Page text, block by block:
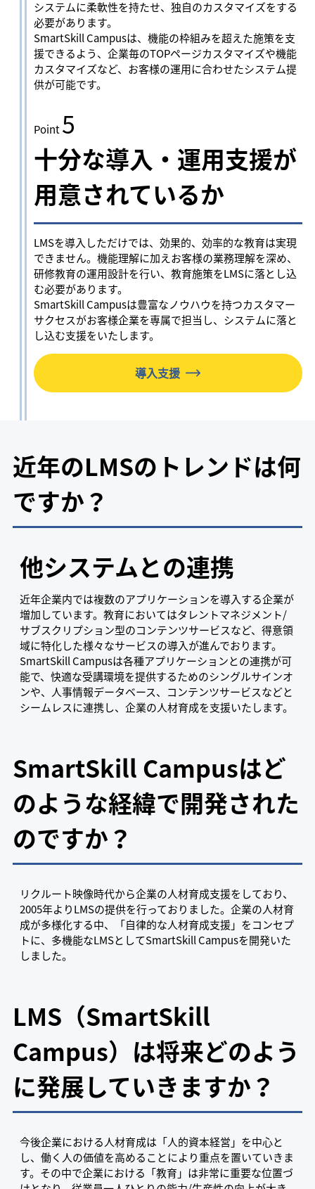
システムに柔軟性を持たせ、独自のカスタマイズをする
必要があります。
SmartSkill Campusは、機能の枠組みを超えた施策を支
援できるよう、企業毎のTOPページカスタマイズや機能
カスタマイズなど、お客様の運用に合わせたシステム提
供が可能です。
Point5
十分な導入・運用支援が
用意されているか
LMSを導入しただけでは、効果的、効率的な教育は実現
できません。機能理解に加えお客様の業務理解を深め、
研修教育の運用設計を行い、教育施策をLMSに落とし込
む必要があります。
SmartSkill Campusは豊富なノウハウを持つカスタマー
サクセスがお客様企業を専属で担当し、システムに落と
し込む支援をいたします。
導入支援
近年のLMSのトレンドは何
ですか？
他システムとの連携
近年企業内では複数のアプリケーションを導入する企業が
増加しています。教育においてはタレントマネジメント/
サブスクリプション型のコンテンツサービスなど、得意領
域に特化した様々なサービスの導入が進んでおります。
SmartSkill Campusは各種アプリケーションとの連携が可
能で、快適な受講環境を提供するためのシングルサインオ
ンや、人事情報データベース、コンテンツサービスなどと
シームレスに連携し、企業の人材育成を支援いたします。
SmartSkill Campusはど
のような経緯で開発された
のですか？
リクルート映像時代から企業の人材育成支援をしており、
2005年よりLMSの提供を行っておりました。企業の人材育
成が多様化する中、「自律的な人材育成支援」をコンセプ
トに、多機能なLMSとしてSmartSkill Campusを開発いた
しました。
LMS（SmartSkill
Campus）は将来どのよう
に発展していきますか？
今後企業における人材育成は「人的資本経営」を中心と
し、働く人の価値を高めることにより重点を置いていきま
す。その中で企業における「教育」は非常に重要な位置づ